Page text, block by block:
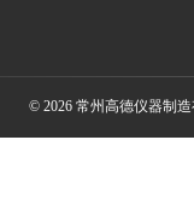
© 2026 常州高德仪器制